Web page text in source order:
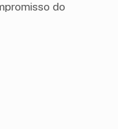
do